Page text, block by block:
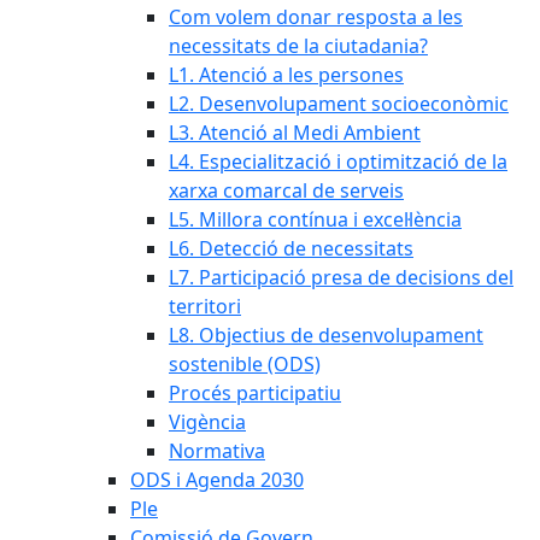
Com volem donar resposta a les
necessitats de la ciutadania?
L1. Atenció a les persones
L2. Desenvolupament socioeconòmic
L3. Atenció al Medi Ambient
L4. Especialització i optimització de la
xarxa comarcal de serveis
L5. Millora contínua i excel·lència
L6. Detecció de necessitats
L7. Participació presa de decisions del
territori
L8. Objectius de desenvolupament
sostenible (ODS)
Procés participatiu
Vigència
Normativa
ODS i Agenda 2030
Ple